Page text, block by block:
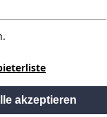
akzeptieren